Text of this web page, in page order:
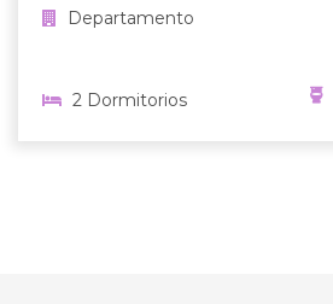
Departamento
2 Dormitorios